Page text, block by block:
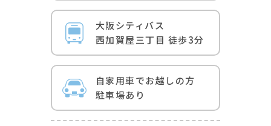
⼤阪シティバス
⻄加賀屋三丁⽬ 徒歩3分
自家用車でお越しの方
駐車場あり